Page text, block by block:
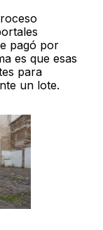
pagó por
es que esas
para
un lote.